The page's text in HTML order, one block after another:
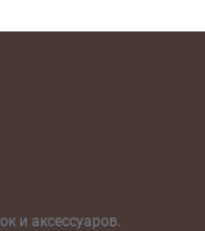
и аксессуаров.